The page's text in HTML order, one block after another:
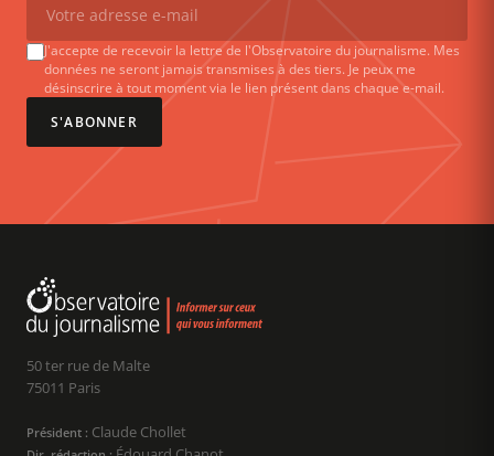
J'accepte de recevoir la lettre de l'Observatoire du journalisme. Mes
données ne seront jamais transmises à des tiers. Je peux me
désinscrire à tout moment via le lien présent dans chaque e-mail.
S'ABONNER
50 ter rue de Malte
75011 Paris
Président : Claude Chollet